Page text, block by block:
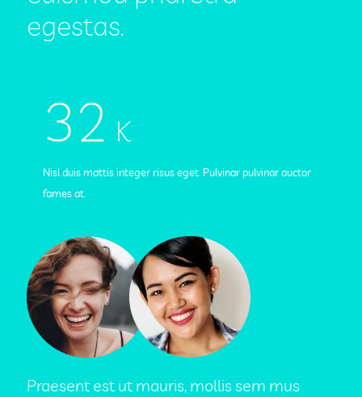
egestas.
32 K
Nisl duis mattis integer risus eget. Pulvinar pulvinar auctor
fames at.
Praesent est ut mauris, mollis sem mus